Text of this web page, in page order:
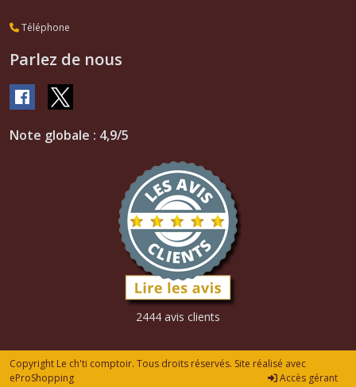
Téléphone
Parlez de nous
Note globale : 4,9/5
2444 avis clients
Copyright Le ch'ti comptoir. Tous droits réservés. Site réalisé avec
eProShopping
Accès gérant